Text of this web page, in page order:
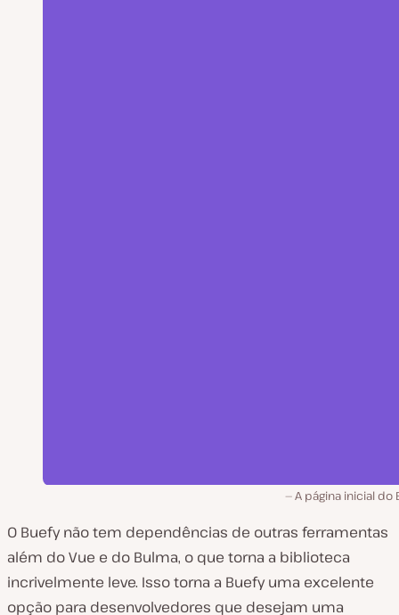
A página inicial do
O Buefy não tem dependências de outras ferramentas
além do Vue e do Bulma, o que torna a biblioteca
incrivelmente leve. Isso torna a Buefy uma excelente
opção para desenvolvedores que desejam uma